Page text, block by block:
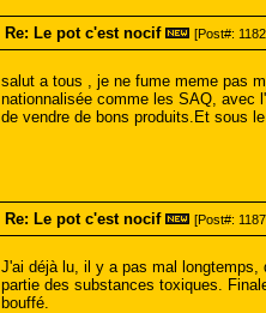
Re: Le pot c'est nocif [Post#:
salut a tous , je ne fume meme pas
nationnalisée comme les SAQ, avec
de vendre de bons produits.Et sous
Re: Le pot c'est nocif [Post#:
J'ai déjà lu, il y a pas mal
partie des substances toxiques.
bouffé.